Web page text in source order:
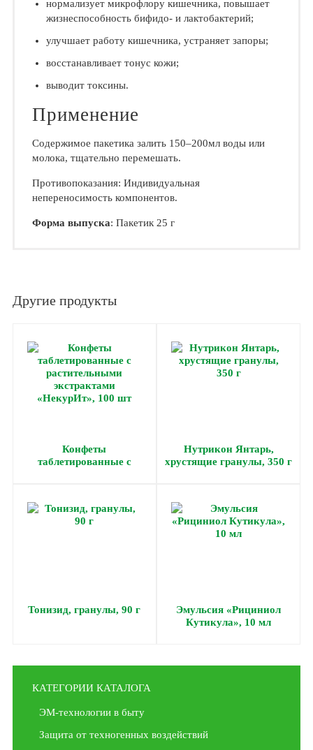
нормализует микрофлору кишечника, повышает
жизнеспособность бифидо- и лактобактерий;
улучшает работу кишечника, устраняет запоры;
восстанавливает тонус кожи;
выводит токсины.
Применение
Содержимое пакетика залить 150–200мл воды или
молока, тщательно перемешать.
Противопоказания: Индивидуальная
непереносимость компонентов.
Форма выпуска: Пакетик 25 г
Другие продукты
Конфеты
таблетированные с
Нутрикон Янтарь,
хрустящие гранулы, 350 г
Тонизид, гранулы, 90 г
Эмульсия «Рициниол
Кутикула», 10 мл
КАТЕГОРИИ КАТАЛОГА
ЭМ-технологии в быту
Защита от техногенных воздействий